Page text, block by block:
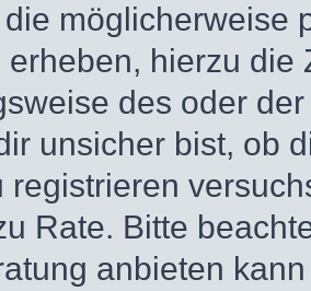
möglicherweise
erheben, hierzu die
des oder
unsicher bist, ob
registrieren
Rate. Bitte
anbieten